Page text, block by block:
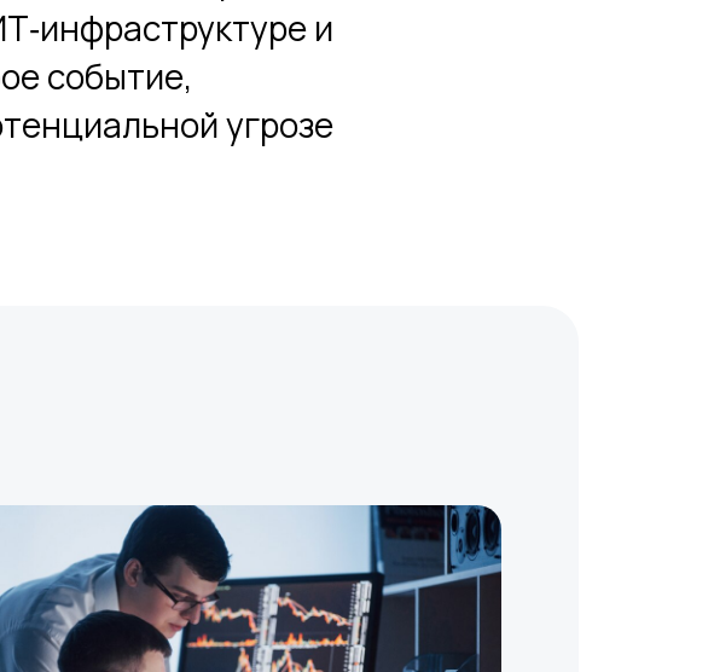
и
событие,
угрозе